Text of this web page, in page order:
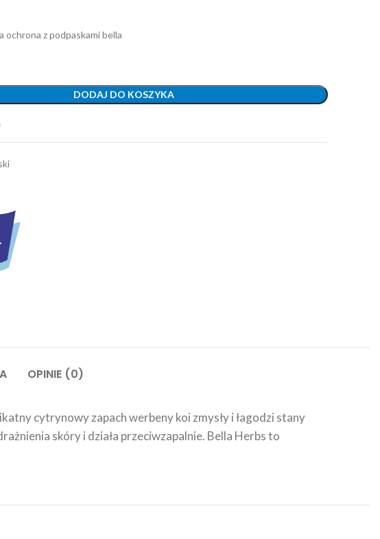
ochrona z podpaskami bella
DODAJ DO KOSZYKA
OPINIE (0)
cytrynowy zapach werbeny koi zmysły i łagodzi stany
skóry i działa przeciwzapalnie. Bella Herbs to